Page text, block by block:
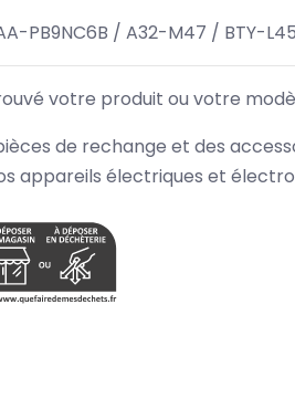
PB9NC6B / A32-M47 / BTY-L45
votre produit ou votre
de rechange et des
appareils électriques et